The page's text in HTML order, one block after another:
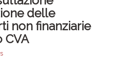
delle
non finanziarie
CVA